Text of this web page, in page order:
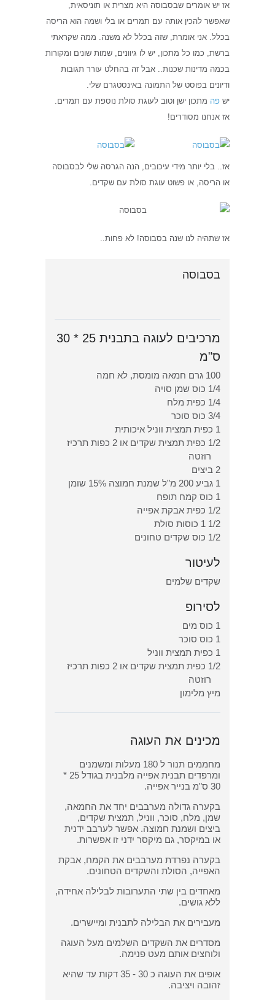
אז יש אומרים שבסבוסה היא מצרית או תוניסאית,
שאפשר להכין אותה עם תמרים או בלי ושמה הוא הריסה
בכלל. אני אומרת, שזה בכלל לא משנה. ממה שקראתי
ברשת, כמו כל מתכון, יש לו גיוונים, שמות שונים ומקורות
בכמה מדינות שכנות.. אבל זה בהחלט עורר תגובות
ודיונים בפוסט של התמונה באינסטגרם שלי.
יש פה מתכון ישן וטוב לעוגת סולת נוספת עם תמרים.
אז אנחנו מסודרים!
אז.. בלי יותר מידי עיכובים, הנה הגרסה שלי לבסבוסה
או הריסה, או פשוט עוגת סולת עם שקדים.
אז שתהיה לנו שנה בסבוסה! לא פחות..
בסבוסה
מרכיבים לעוגה בתבנית 25 * 30
ס"מ
100 גרם חמאה מומסת, לא חמה
1/4 כוס שמן סויה
1/4 כפית מלח
3/4 כוס סוכר
1 כפית תמצית ווניל איכותית
1/2 כפית תמצית שקדים או 2 כפות תרכיז
רוזטה
2 ביצים
1 גביע 200 מ"ל שמנת חמוצה 15% שומן
1 כוס קמח תופח
1/2 כפית אבקת אפייה
1/2 1 כוסות סולת
1/2 כוס שקדים טחונים
לעיטור
שקדים שלמים
לסירופ
1 כוס מים
1 כוס סוכר
1 כפית תמצית ווניל
1/2 כפית תמצית שקדים או 2 כפות תרכיז
רוזטה
מיץ מלימון
מכינים את העוגה
מחממים תנור ל 180 מעלות ומשמנים
ומרפדים תבנית אפייה מלבנית בגודל 25 *
30 ס"מ בנייר אפייה.
בקערה גדולה מערבבים יחד את החמאה,
שמן, מלח, סוכר, ווניל, תמצית שקדים,
ביצים ושמנת חמוצה. אפשר לערבב ידנית
או במיקסר, גם מיקסר ידני זו אפשרות.
בקערה נפרדת מערבבים את הקמח, אבקת
האפייה, הסולת והשקדים הטחונים.
מאחדים בין שתי התערובות לבלילה אחידה,
ללא גושים.
מעבירים את הבלילה לתבנית ומיישרים.
מסדרים את השקדים השלמים מעל העוגה
ולוחצים אותם מעט פנימה.
אופים את העוגה כ 30 - 35 דקות עד שהיא
זהובה ויציבה.